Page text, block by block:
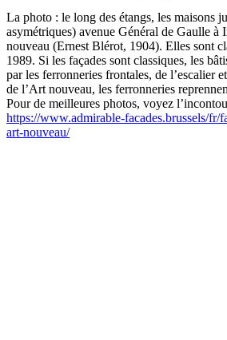
La photo : le long des étangs, les maisons
asymétriques) avenue Général de Gaulle à
nouveau (Ernest Blérot, 1904). Elles sont
1989. Si les façades sont classiques, les
par les ferronneries frontales, de l’escalier
de l’Art nouveau, les ferronneries
Pour de meilleures photos, voyez
https://www.admirable-facades.brussels/fr/
art-nouveau/